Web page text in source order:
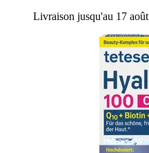
Livraison jusqu'au 17 août